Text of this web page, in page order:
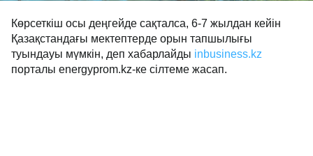
Көрсеткіш осы деңгейде сақталса, 6-7 жылдан кейін
Қазақстандағы мектептерде орын тапшылығы
туындауы мүмкін, деп хабарлайды inbusiness.kz
порталы energyprom.kz-ке сілтеме жасап.